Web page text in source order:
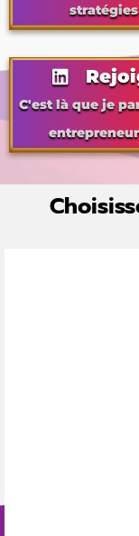
C'est là que je